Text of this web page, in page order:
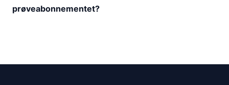
prøveabonnementet?